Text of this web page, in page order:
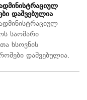
დაშვებულია
საომარი
ხსოვნის
დაშვებულია.